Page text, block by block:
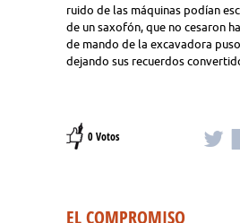
ruido de las máquinas podían
de un saxofón, que no cesaron
de mando de la excavadora
dejando sus recuerdos
0 Votos
EL COMPROMISO